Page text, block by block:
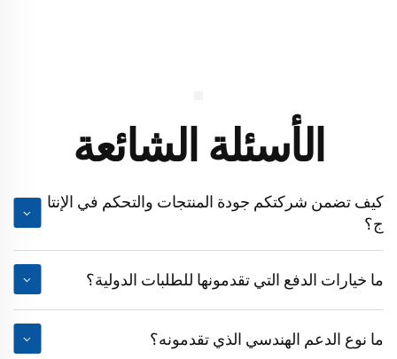
الأسئلة الشائعة
كيف تضمن شركتكم جودة المنتجات والتحكم في الإنتا
ج؟
ما خيارات الدفع التي تقدمونها للطلبات الدولية؟
ما نوع الدعم الهندسي الذي تقدمونه؟